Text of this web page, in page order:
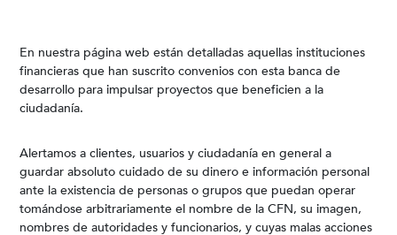
En nuestra página web están detalladas aquellas instituciones
financieras que han suscrito convenios con esta banca de
desarrollo para impulsar proyectos que beneficien a la
ciudadanía.
Alertamos a clientes, usuarios y ciudadanía en general a
guardar absoluto cuidado de su dinero e información personal
ante la existencia de personas o grupos que puedan operar
tomándose arbitrariamente el nombre de la CFN, su imagen,
nombres de autoridades y funcionarios, y cuyas malas acciones